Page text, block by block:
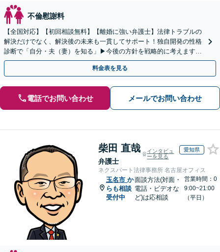
不倫慰謝料
【全国対応】【初回相談無料】【離婚に強い弁護士】法律トラブルの
解決だけでなく、解決後の未来も一貫してサポート！独自開発の性格
診断で「自分・夫（妻）を知る」▶︎今後の方針を戦略的に考えます！
【休日夜間／オンライン相談OK】
料金表を見る
電話でお問い合わせ メールでお問い合わせ
柴田 直哉
弁護士
インタビュ
ーを見る
愛知県
ネクスパート法律事務所 名古屋オフィス
玉名市 か
らも相談
受付中
面談方法(対面・
電話・ビデオな
ど)は応相談
営業時間：0
9:00~21:00
（平日）